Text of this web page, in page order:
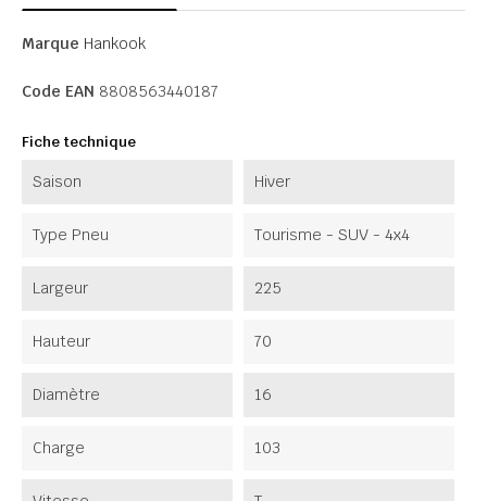
Marque Hankook
Code EAN 8808563440187
Fiche technique
Saison Hiver
Type Pneu Tourisme - SUV - 4x4
Largeur 225
Hauteur 70
Diamètre 16
Charge 103